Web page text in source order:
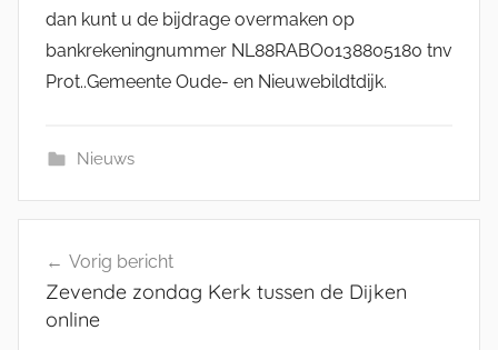
dan kunt u de bijdrage overmaken op
bankrekeningnummer NL88RABO0138805180 tnv
Prot..Gemeente Oude- en Nieuwebildtdijk.
Nieuws
b
v
r
i
navigatie
Vorig bericht
Zevende zondag Kerk tussen de Dijken
online